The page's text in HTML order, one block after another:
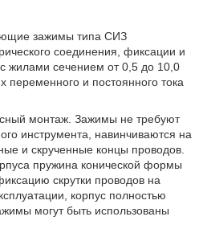
зажимы типа СИЗ
соединения, фиксации и
жилами сечением от 0,5 до 10,0
переменного и постоянного тока
монтаж. Зажимы не требуют
инструмента, навинчиваются на
и скрученные концы проводов.
пружина конической формы
скрутки проводов на
корпус полностью
могут быть использованы